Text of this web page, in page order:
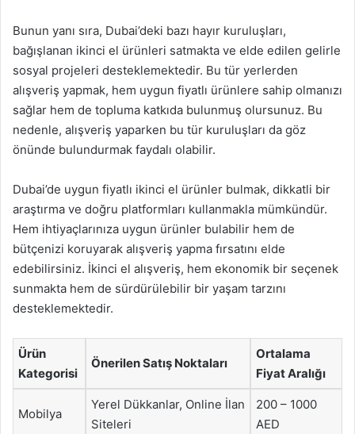
Bunun yanı sıra, Dubai’deki bazı hayır kuruluşları,
bağışlanan ikinci el ürünleri satmakta ve elde edilen gelirle
sosyal projeleri desteklemektedir. Bu tür yerlerden
alışveriş yapmak, hem uygun fiyatlı ürünlere sahip olmanızı
sağlar hem de topluma katkıda bulunmuş olursunuz. Bu
nedenle, alışveriş yaparken bu tür kuruluşları da göz
önünde bulundurmak faydalı olabilir.
Dubai’de uygun fiyatlı ikinci el ürünler bulmak, dikkatli bir
araştırma ve doğru platformları kullanmakla mümkündür.
Hem ihtiyaçlarınıza uygun ürünler bulabilir hem de
bütçenizi koruyarak alışveriş yapma fırsatını elde
edebilirsiniz. İkinci el alışveriş, hem ekonomik bir seçenek
sunmakta hem de sürdürülebilir bir yaşam tarzını
desteklemektedir.
Ürün
Kategorisi
Önerilen Satış Noktaları
Ortalama
Fiyat Aralığı
Mobilya
Yerel Dükkanlar, Online İlan
Siteleri
200 – 1000
AED